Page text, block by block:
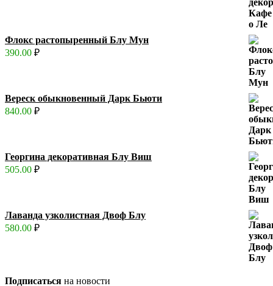
Флокс растопыренный Блу Мун
390.00 ₽
Вереск обыкновенный Дарк Бьюти
840.00 ₽
Георгина декоративная Блу Виш
505.00 ₽
Лаванда узколистная Двоф Блу
580.00 ₽
Подписаться на новости